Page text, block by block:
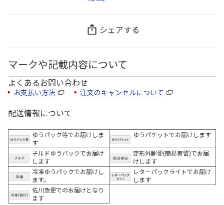
シェアする
マークや記載内容について
よくあるお問い合わせ
お支払い方法 注文のキャンセルについて
配送情報について
ゆうパック等でお届けしま
す
ゆうパケットでお届けします
チルドゆうパックでお届け
します
定形外郵便(簡易書留)でお届
けします
冷凍ゆうパックでお届けし
ます。
レターパックライトでお届け
します
佐川急便でのお届けとなり
ます